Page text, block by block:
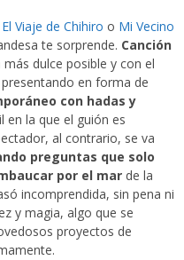
El Viaje de Chihiro o Mi Vecino
te sorprende. Canción
dulce posible y con el
en forma de
con hadas y
en la que el guión es
al contrario, se va
preguntas que solo
por el mar de la
incomprendida, sin pena ni
y magia, algo que se
proyectos de